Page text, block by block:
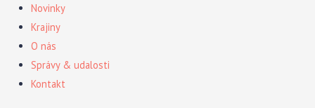
Novinky
Krajiny
O nás
Správy & udalosti
Kontakt